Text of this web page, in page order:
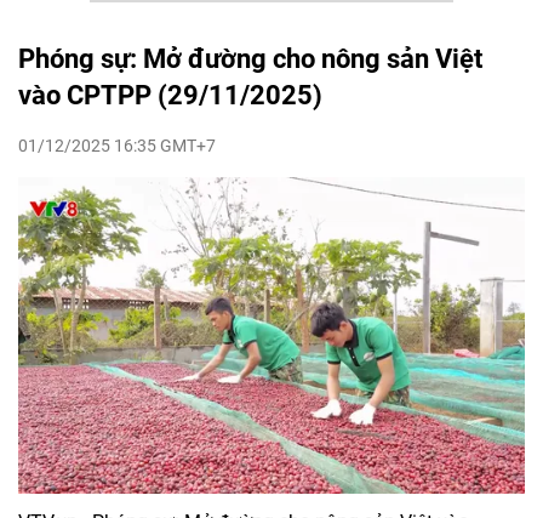
Phóng sự: Mở đường cho nông sản Việt
vào CPTPP (29/11/2025)
01/12/2025 16:35 GMT+7